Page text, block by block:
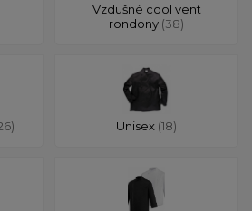
Vzdušné cool vent
rondony (38)
Unisex (18)